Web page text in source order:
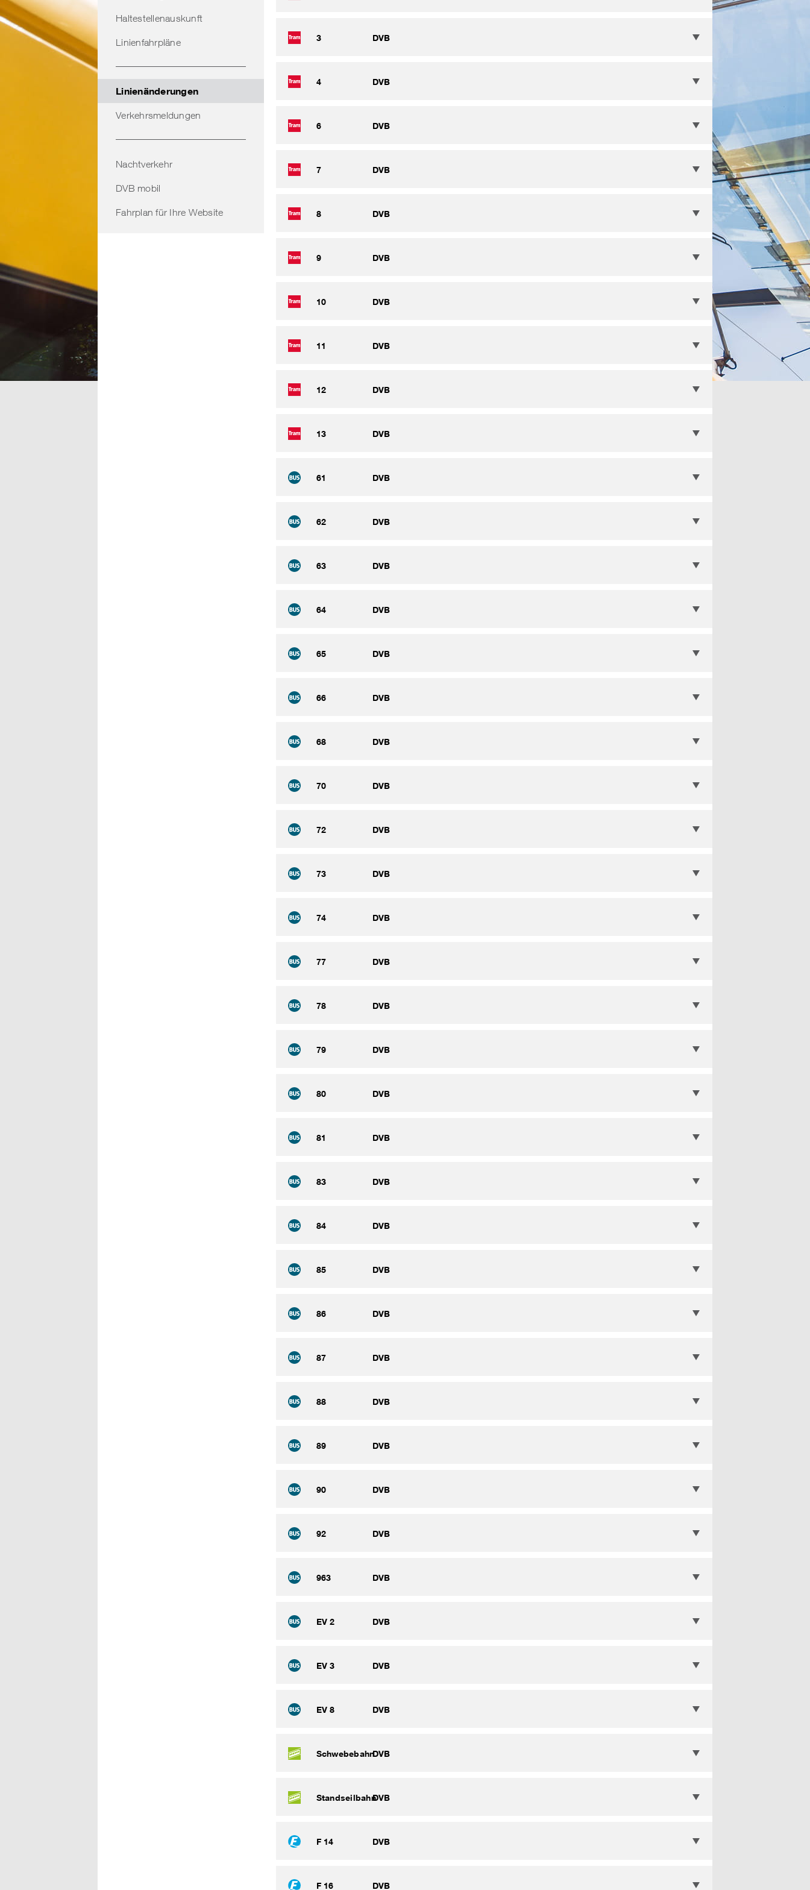
Haltestellenauskunft
Linienfahrpläne
Linienänderungen
Verkehrsmeldungen
Nachtverkehr
DVB mobil
Fahrplan für Ihre Website
3 DVB
4 DVB
6 DVB
7 DVB
8 DVB
9 DVB
10 DVB
11 DVB
12 DVB
13 DVB
61 DVB
62 DVB
63 DVB
64 DVB
65 DVB
66 DVB
68 DVB
70 DVB
72 DVB
73 DVB
74 DVB
77 DVB
78 DVB
79 DVB
80 DVB
81 DVB
83 DVB
84 DVB
85 DVB
86 DVB
87 DVB
88 DVB
89 DVB
90 DVB
92 DVB
963 DVB
EV 2 DVB
EV 3 DVB
EV 8 DVB
SchwebebahnDVB
StandseilbahnDVB
F 14 DVB
F 16 DVB